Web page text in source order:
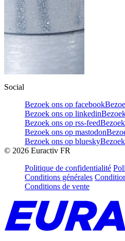
Social
Bezoek ons op facebook
Bezoek ons op linkedin
Bezoek ons op rss-feed
Bezoek ons op mastodon
Bezoek ons op bluesky
© 2026 Euractiv FR
Politique de confidentialité
Conditions générales
Conditions de vente